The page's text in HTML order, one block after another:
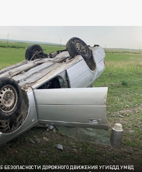
БЕЗОПАСНОСТИ ДОРОЖНОГО ДВИЖЕНИЯ УГИБДД УМВД